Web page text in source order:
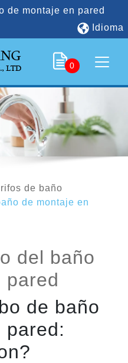
de montaje en pared
Idioma
0
de baño
de montaje en
del baño
pared
de baño
pared: